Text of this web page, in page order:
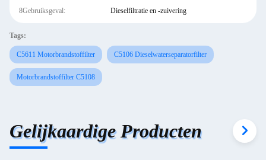
8Gebruiksgeval: Dieselfiltratie en -zuivering
Tags:
C5611 Motorbrandstoffilter C5106 Dieselwaterseparatorfilter
Motorbrandstoffilter C5108
Gelijkaardige Producten